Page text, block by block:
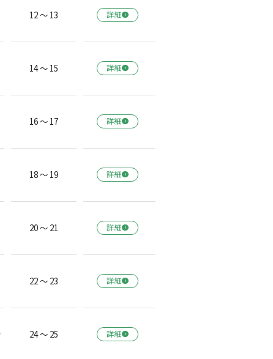
12 ～ 13 詳細
14 ～ 15 詳細
16 ～ 17 詳細
18 ～ 19 詳細
20 ～ 21 詳細
22 ～ 23 詳細
24 ～ 25 詳細